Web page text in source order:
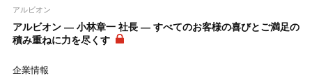
アルビオン
アルビオン ― 小林章一 社長 ― すべてのお客様の喜びとご満足の
積み重ねに力を尽くす
企業情報